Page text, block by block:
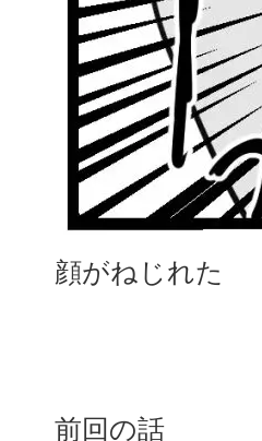
顔がねじれた
前回の話